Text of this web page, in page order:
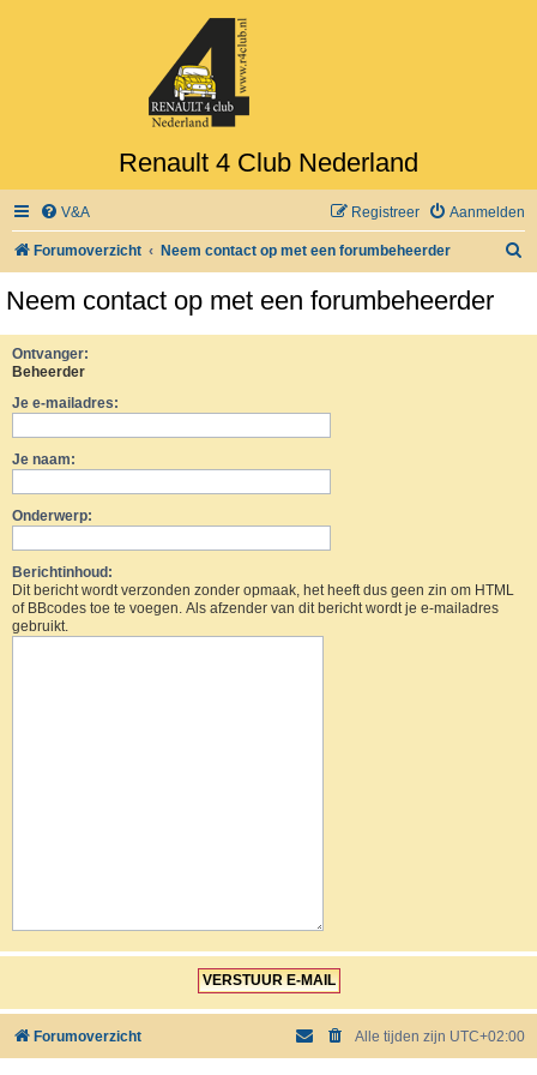
Renault 4 Club Nederland
V&A Aanmelden
Registreer
Forumoverzicht Neem contact op met een forumbeheerder
Neem contact op met een forumbeheerder
Ontvanger:
Beheerder
Je e-mailadres:
Je naam:
Onderwerp:
Berichtinhoud:
Dit bericht wordt verzonden zonder opmaak, het heeft dus geen zin om HTML
of BBcodes toe te voegen. Als afzender van dit bericht wordt je e-mailadres
gebruikt.
Forumoverzicht Alle tijden zijn UTC+02:00